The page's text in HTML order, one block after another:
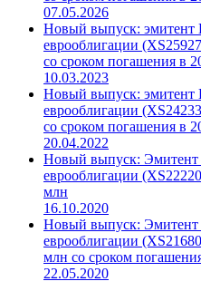
07.05.2026
Новый выпуск: эмитент
еврооблигации
со сроком погашения в
10.03.2023
Новый выпуск: эмитент
еврооблигации
со сроком погашения в
20.04.2022
Новый выпуск: Эмитент
еврооблигации
млн
16.10.2020
Новый выпуск: Эмитент
еврооблигации
млн со сроком
22.05.2020